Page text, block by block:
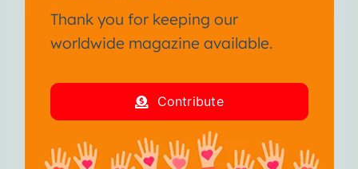
Thank you for keeping our
worldwide magazine available.
Contribute